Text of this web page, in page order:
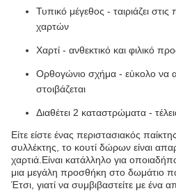
Τυπικό μέγεθος - ταιριάζει
χαρτών
Χαρτί - ανθεκτικό και φιλικό
Ορθογώνιο σχήμα - εύκολο να
στοιβάζεται
Διαθέτει 2 καταστρώματα -
Είτε είστε ένας περιστασιακός
συλλέκτης, το κουτί δώρων είναι
χαρτιά.Είναι κατάλληλο για
μια μεγάλη προσθήκη στο δωμάτιο
Έτσι, γιατί να συμβιβαστείτε με ένα